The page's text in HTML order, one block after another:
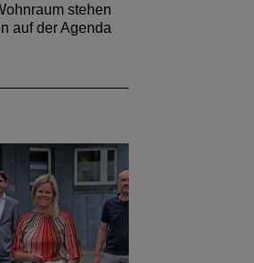
stehen
auf der Agenda